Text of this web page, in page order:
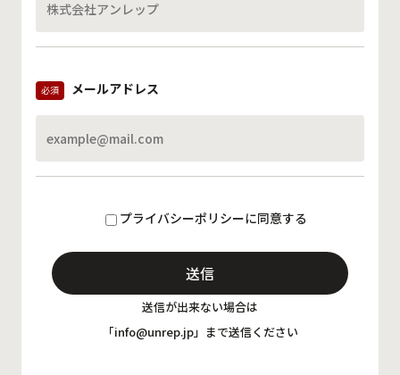
必須 メールアドレス
プライバシーポリシーに同意する
送信が出来ない場合は
「info@unrep.jp」まで送信ください